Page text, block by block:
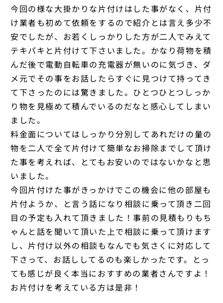
今回の様な大掛かりな片付けはした事がなく、片付
け業者も初めて依頼をするので紹介とは言え多少不
安でしたが、お若くしっかりした方が二人でみえて
テキパキと片付けて下さいました。かなり荷物を積
んだ後で電動自転車の充電器が無いのに気づき、ダ
メ元でその事をお話したらすぐに見つけて持ってき
て下さったのには驚きました。ひとつひとつしっか
り物を見極めて積んでいるのだなと感心してしまい
ました。
料金面についてはしっかり分別してあれだけの量の
物を二人で全て片付けて簡単なお掃除までして頂け
た事を考えれば、とてもお安いのではないかなと思
いました。
今回片付けた事がきっかけでこの機会に他の部屋も
片付ようか、と言う話になり相談に乗って頂き二回
目の予定も入れて頂きました！事前の見積もりもち
ゃんと話を聞いて頂いた上で相談に乗って頂けます
し、片付け以外の相談もなんでも気さくに対応して
下さって、お話ししてるのも楽しかったです。とっ
ても感じが良く本当におすすめの業者さんですよ！
お片付けを考えている方は是非！